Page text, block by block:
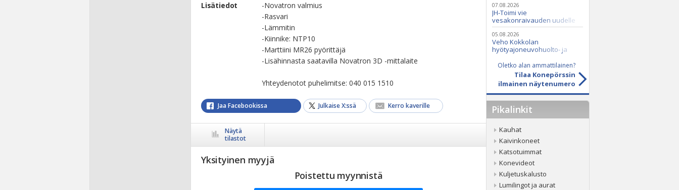
Lisätiedot
-Novatron valmius
-Rasvari
-Lämmitin
-Kiinnike: NTP10
-Marttiini MR26 pyörittäjä
-Lisähinnasta saatavilla Novatron 3D -mittalaite
Yhteydenotot puhelimitse: 040 015 1510
Jaa Facebookissa Julkaise X:ssä Kerro kaverille
Näytä
tilastot
Yksityinen myyjä
Poistettu myynnistä
07.08.2026
JH-Toimi vie
vesakonraivauden uudelle
tasolle Casen ja Seppi-
murskaimen avulla
05.08.2026
Veho Kokkolan
hyötyajoneuvohuolto- ja
Oy:lle lokakuussa
Oletko alan ammattilainen?
Tilaa Konepörssin
ilmainen näytenumero
Pikalinkit
Kauhat
Kaivinkoneet
Katsotuimmat
Konevideot
Kuljetuskalusto
Lumilingot ja aurat